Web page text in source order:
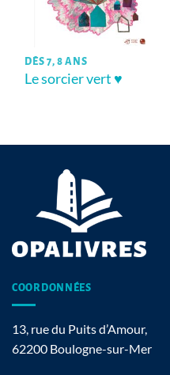
DÈS 7, 8 ANS
Le sorcier vert ♥
COORDONNÉES
13, rue du Puits d’Amour,
62200 Boulogne-sur-Mer